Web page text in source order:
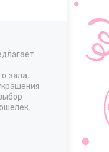
зала,